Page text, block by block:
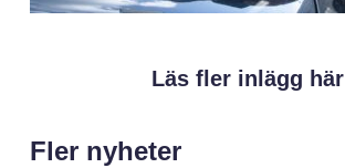
Läs fler inlägg här
Fler nyheter